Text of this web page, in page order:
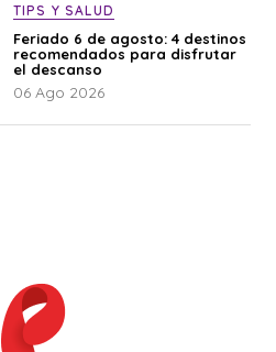
TIPS Y SALUD
Feriado 6 de agosto: 4 destinos
recomendados para disfrutar
el descanso
06 Ago 2026